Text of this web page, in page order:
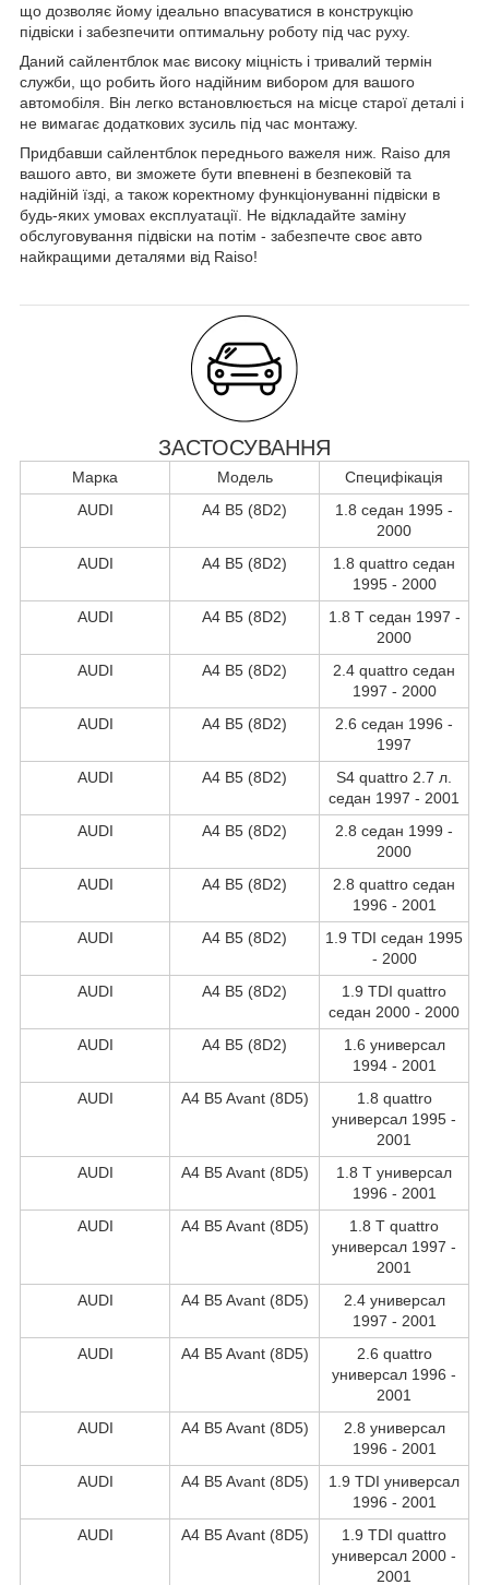
що дозволяє йому ідеально впасуватися в конструкцію
підвіски і забезпечити оптимальну роботу під час руху.
Даний сайлентблок має високу міцність і тривалий термін
служби, що робить його надійним вибором для вашого
автомобіля. Він легко встановлюється на місце старої деталі і
не вимагає додаткових зусиль під час монтажу.
Придбавши сайлентблок переднього важеля ниж. Raiso для
вашого авто, ви зможете бути впевнені в безпековій та
надійній їзді, а також коректному функціонуванні підвіски в
будь-яких умовах експлуатації. Не відкладайте заміну
обслуговування підвіски на потім - забезпечте своє авто
найкращими деталями від Raiso!
ЗАСТОСУВАННЯ
Марка Модель
Специфікація
AUDI
A4 B5 (8D2)
1.8 седан 1995 -
2000
AUDI
A4 B5 (8D2)
1.8 quattro седан
1995 - 2000
AUDI
A4 B5 (8D2)
1.8 T седан 1997 -
2000
AUDI
A4 B5 (8D2)
2.4 quattro седан
1997 - 2000
AUDI
A4 B5 (8D2)
2.6 седан 1996 -
1997
AUDI
A4 B5 (8D2)
S4 quattro 2.7 л.
седан 1997 - 2001
AUDI
A4 B5 (8D2)
2.8 седан 1999 -
2000
AUDI
A4 B5 (8D2)
2.8 quattro седан
1996 - 2001
AUDI
A4 B5 (8D2)
1.9 TDI седан 1995
- 2000
AUDI
A4 B5 (8D2)
1.9 TDI quattro
седан 2000 - 2000
AUDI
A4 B5 (8D2)
1.6 универсал
1994 - 2001
AUDI
A4 B5 Avant (8D5)
1.8 quattro
универсал 1995 -
2001
AUDI
A4 B5 Avant (8D5)
1.8 T универсал
1996 - 2001
AUDI
A4 B5 Avant (8D5)
1.8 T quattro
универсал 1997 -
2001
AUDI
A4 B5 Avant (8D5)
2.4 универсал
1997 - 2001
AUDI
A4 B5 Avant (8D5)
2.6 quattro
универсал 1996 -
2001
AUDI
A4 B5 Avant (8D5)
2.8 универсал
1996 - 2001
AUDI
A4 B5 Avant (8D5)
1.9 TDI универсал
1996 - 2001
AUDI
A4 B5 Avant (8D5)
1.9 TDI quattro
универсал 2000 -
2001